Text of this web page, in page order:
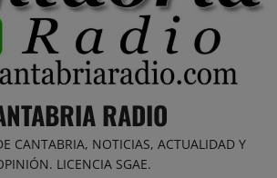
RADIO
CANTABRIA, NOTICIAS, ACTUALIDAD Y
LICENCIA SGAE.